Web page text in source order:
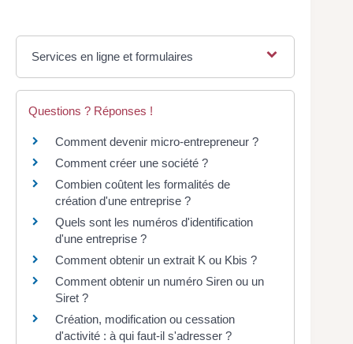
Services en ligne et formulaires
Questions ? Réponses !
Comment devenir micro-entrepreneur ?
Comment créer une société ?
Combien coûtent les formalités de
création d'une entreprise ?
Quels sont les numéros d'identification
d'une entreprise ?
Comment obtenir un extrait K ou Kbis ?
Comment obtenir un numéro Siren ou un
Siret ?
Création, modification ou cessation
d'activité : à qui faut-il s'adresser ?